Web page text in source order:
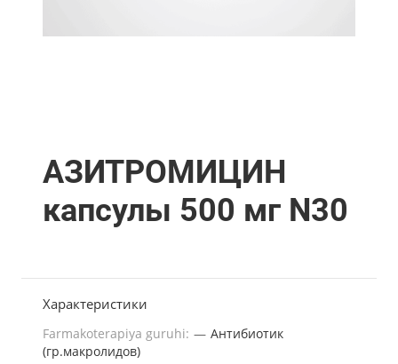
АЗИТРОМИЦИН
капсулы 500 мг N30
Характеристики
Farmakoterapiya guruhi: — Антибиотик
(гр.макролидов)